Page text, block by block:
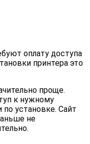
оплату доступа
принтера это
проще.
к нужному
установке. Сайт
не